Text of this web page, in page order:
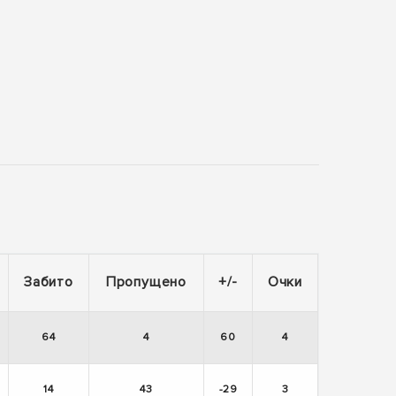
Забито Пропущено +/- Очки
64 4 60 4
14 43 -29 3